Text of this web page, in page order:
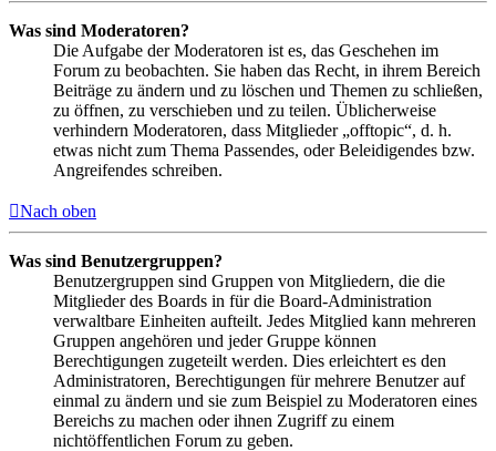
Was sind Moderatoren?
Die Aufgabe der Moderatoren ist es, das Geschehen im
Forum zu beobachten. Sie haben das Recht, in ihrem Bereich
Beiträge zu ändern und zu löschen und Themen zu schließen,
zu öffnen, zu verschieben und zu teilen. Üblicherweise
verhindern Moderatoren, dass Mitglieder „offtopic“, d. h.
etwas nicht zum Thema Passendes, oder Beleidigendes bzw.
Angreifendes schreiben.
Nach oben
Was sind Benutzergruppen?
Benutzergruppen sind Gruppen von Mitgliedern, die die
Mitglieder des Boards in für die Board-Administration
verwaltbare Einheiten aufteilt. Jedes Mitglied kann mehreren
Gruppen angehören und jeder Gruppe können
Berechtigungen zugeteilt werden. Dies erleichtert es den
Administratoren, Berechtigungen für mehrere Benutzer auf
einmal zu ändern und sie zum Beispiel zu Moderatoren eines
Bereichs zu machen oder ihnen Zugriff zu einem
nichtöffentlichen Forum zu geben.